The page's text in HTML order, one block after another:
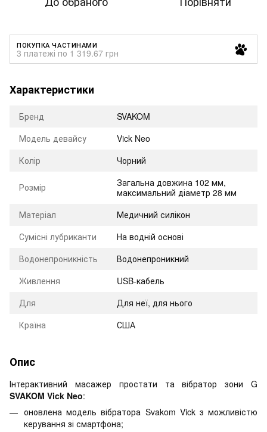
ПОКУПКА ЧАСТИНАМИ
3 платежі по 1 319.67 грн
Характеристики
Бренд
SVAKOM
Модель девайсу
Vick Neo
Колір
Чорний
Розмір
Загальна довжина 102 мм,
максимальний діаметр 28 мм
Матеріал
Медичний силікон
Сумісні лубриканти
На водній основі
Водонепроникність
Водонепроникний
Живлення
USB-кабель
Для
Для неї, для нього
Країна
США
Опис
Інтерактивний масажер простати та вібратор зони G
SVAKOM Vick Neo:
оновлена модель вібратора Svakom Vick з можливістю
керування зі смартфона;